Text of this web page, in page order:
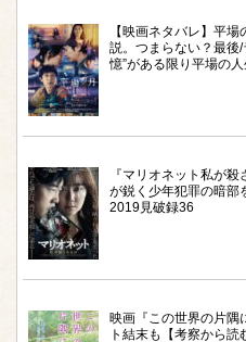
【映画ネタバレ】平
説。つまらない？最後
憶”がある限り平場の
『マリオネット私が
が鋭く少年犯罪の暗部
2019見破録36
映画『この世界の片隅
ト結末も【考察から読